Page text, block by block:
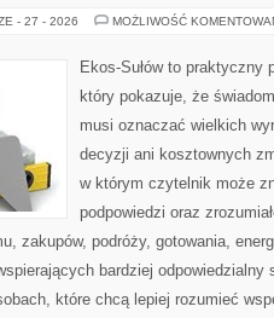
- 27 - 2026 MOŻLIWOŚĆ
Ekos-Sułów to praktyczny
który pokazuje, że
musi oznaczać wielkich
decyzji ani kosztownych
w którym czytelnik może
podpowiedzi oraz
zakupów, podróży, gotowania,
bardziej odpowiedzialny
które chcą lepiej rozumieć